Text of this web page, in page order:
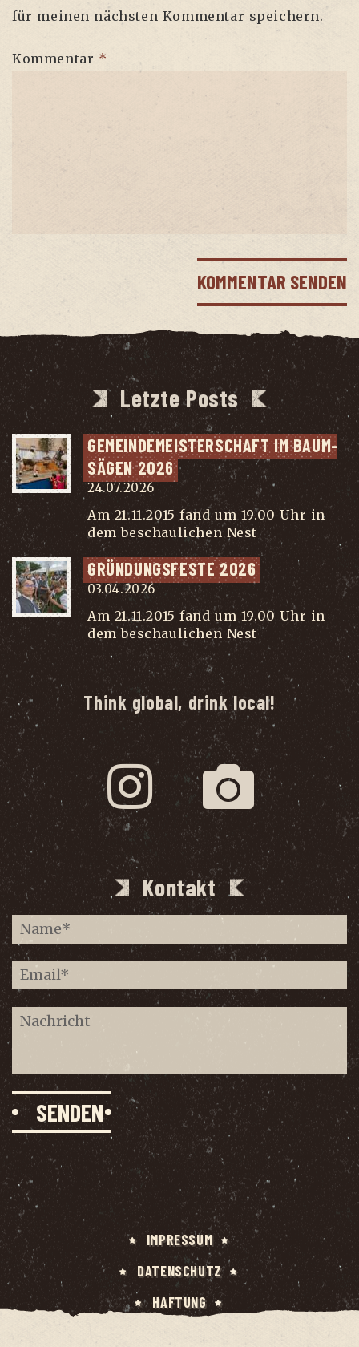
für meinen nächsten Kommentar speichern.
Kommentar *
Letzte Posts
GEMEIN­DE­MEIS­TER­SCHAFT IM BAUM­
SÄ­GEN 2026
24.07.2026
Am 21.11.2015 fand um 19.00 Uhr in
dem beschaulichen Nest ...
GRÜN­DUNGS­FES­TE 2026
03.04.2026
Am 21.11.2015 fand um 19.00 Uhr in
dem beschaulichen Nest ...
Think global, drink local!
Kontakt
IMPRES­SUM
DATEN­SCHUTZ
HAF­TUNG